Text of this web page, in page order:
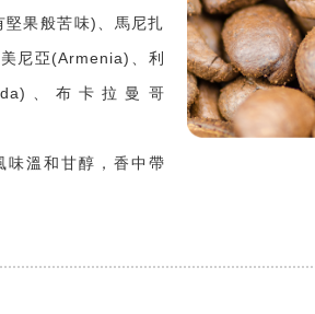
果般苦味)、馬尼扎
尼亞(Armenia)、利
、布卡拉曼哥
味溫和甘醇，香中帶